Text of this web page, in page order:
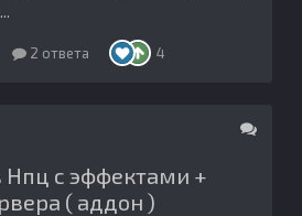
2 ответа 4
с эффектами +
( аддон )